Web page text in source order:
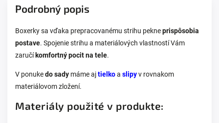
Podrobný popis
Boxerky sa vďaka prepracovanému strihu pekneprispôsobia
postave. Spojenie strihu a materiálových vlastností Vám
zaručí komfortný pocit na tele.
V ponukedo sady máme ajtielkoa slipyv rovnakom
materiálovom zložení.
Materiály použité v produkte: